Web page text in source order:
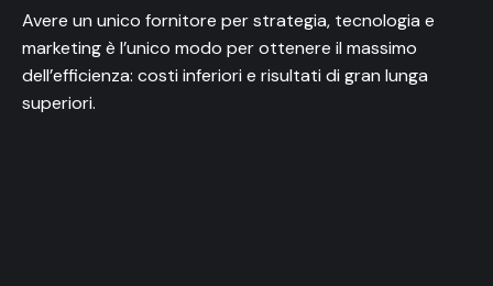
Avere un unico fornitore per strategia, tecnologia e
marketing è l’unico modo per ottenere il massimo
dell’efficienza: costi inferiori e risultati di gran lunga
superiori.